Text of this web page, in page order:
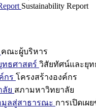
Sustainability Report
คณะผู้บริหาร
ธศาสตร์ วิสัยทัศน์และยุท
กร โครงสร้างองค์กร
ลัย สภามหาวิทยาลัย
มูลสู่สาธารณะ การเปิดเผ